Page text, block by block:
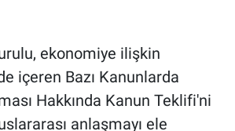
ekonomiye ilişkin
içeren Bazı Kanunlarda
Hakkında Kanun Teklifi'ni
anlaşmayı ele